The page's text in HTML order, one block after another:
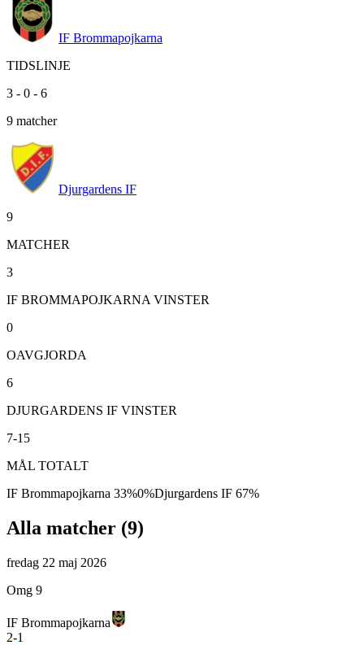
IF Brommapojkarna
TIDSLINJE
3 - 0 - 6
9 matcher
Djurgardens IF
9
MATCHER
3
IF BROMMAPOJKARNA VINSTER
0
OAVGJORDA
6
DJURGARDENS IF VINSTER
7-15
MÅL TOTALT
IF Brommapojkarna 33%0%Djurgardens IF 67%
Alla matcher (9)
fredag 22 maj 2026
Omg 9
IF Brommapojkarna
2-1